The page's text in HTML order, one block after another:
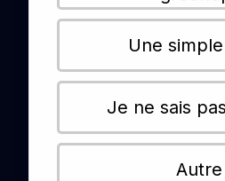
Une
Je ne sais
Autre